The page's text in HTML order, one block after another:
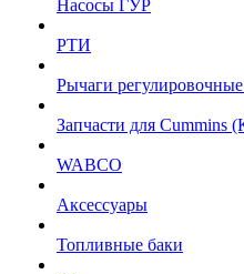
Насосы ГУР
РТИ
Рычаги
Запчасти для Cummins
WABCO
Аксессуары
Топливные баки